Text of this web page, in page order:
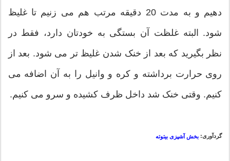
دهیم و به مدت 20 دقیقه مرتب هم می زنیم تا غلیظ
شود. البته غلظت آن بستگی به خودتان دارد، فقط در
نظر بگیرید که بعد از خنک شدن غلیظ تر می شود. بعد از
روی حرارت برداشته و کره و وانیل را به آن اضافه می
کنیم. وقتی خنک شد داخل ظرف کشیده و سرو می کنیم.
گردآوری: بخش آشپزی بیتوته